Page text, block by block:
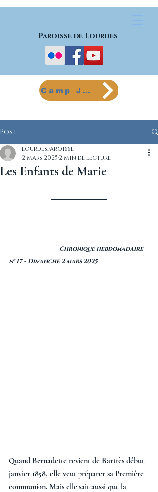
Paroisse de Lourdes
Camp Jeunes
Post
Les Enfants de Marie
lourdesparoisse
2 mars 2025 2 min de lecture
n° 17 - Dimanche 2 mars 2025
Quand Bernadette revient de Bartrès début
janvier 1858, elle veut préparer sa Première
communion. Mais elle sait aussi que la